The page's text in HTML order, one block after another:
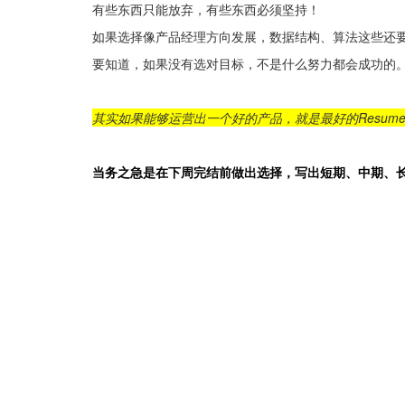
有些东西只能放弃，有些东西必须坚持！
如果选择像产品经理方向发展，数据结构、算法这些还
要知道，如果没有选对目标，不是什么努力都会成功的。
其实如果能够运营出一个好的产品，就是最好的Resume
当务之急是在下周完结前做出选择，写出短期、中期、